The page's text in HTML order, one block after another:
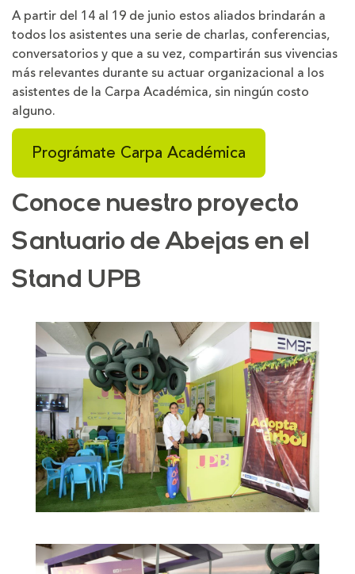
A partir del 14 al 19 de junio estos aliados brindarán a
todos los asistentes una serie de charlas, conferencias,
conversatorios y que a su vez, compartirán sus vivencias
más relevantes durante su actuar organizacional a los
asistentes de la Carpa Académica, sin ningún costo
alguno.
Prográmate Carpa Académica
Conoce nuestro proyecto
Santuario de Abejas en el
Stand UPB